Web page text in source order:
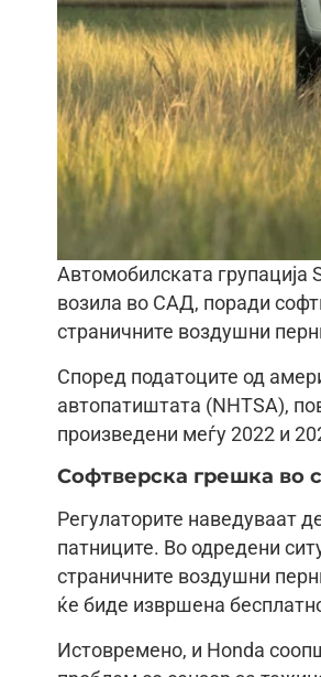
Автомобилската групација
возила во САД, поради
страничните воздушни
Според податоците од
автопатиштата (NHTSA),
произведени меѓу 2022 и
Софтверска грешка во
Регулаторите наведуваат
патниците. Во одредени
страничните воздушни
ќе биде извршена
Истовремено, и Honda